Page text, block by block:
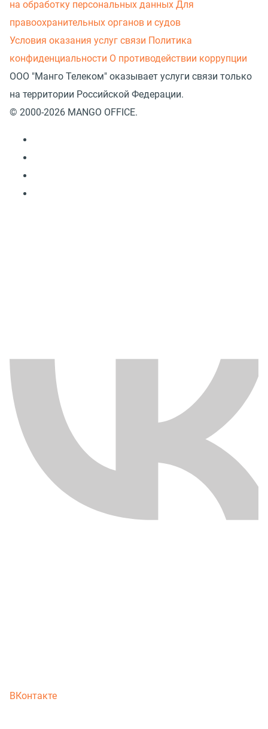
на обработку персональных данных Для
правоохранительных органов и судов
Условия оказания услуг связи Политика
конфиденциальности О противодействии коррупции
ООО "Манго Телеком" оказывает услуги связи только
на территории Российской Федерации.
© 2000-2026 MANGO OFFICE.
ВКонтакте